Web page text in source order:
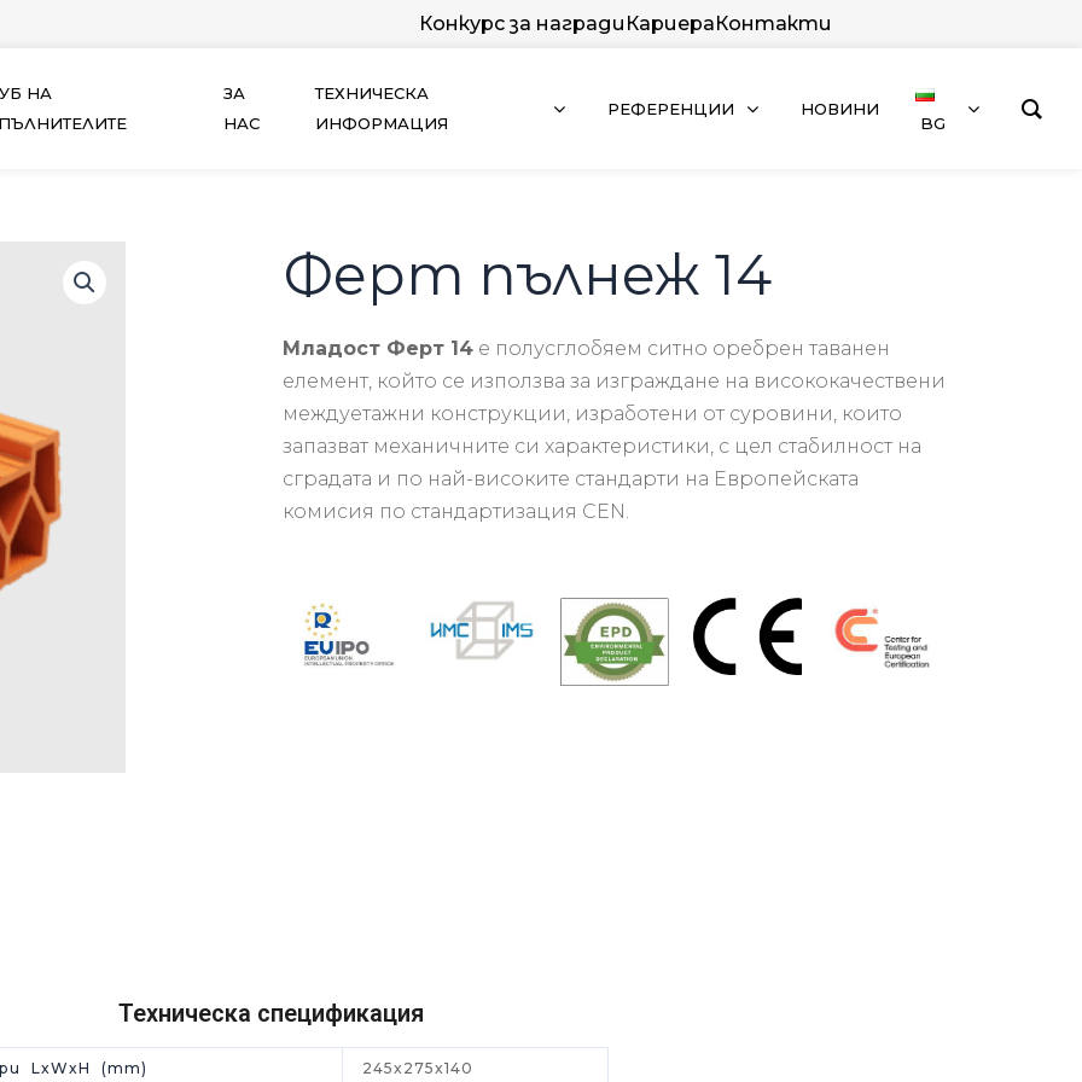
Конкурс за награди КариераКонтакти
НА
ЗА
НАС
ТЕХНИЧЕСКА
ИНФОРМАЦИЯ
РЕФЕРЕНЦИИ НОВИНИ
BG
Ферт пълнеж 14
Младост Ферт 14 е полусглобяем ситно оребрен таванен
елемент, който се използва за изграждане на висококачествени
междуетажни конструкции, изработени от суровини, които
запазват механичните си характеристики, с цел стабилност на
сградата и по най-високите стандарти на Европейската
комисия по стандартизация CEN.
Техническа спецификация
LxWxH (mm) 245x275x140